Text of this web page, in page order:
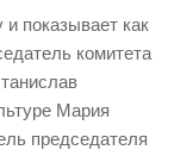
и показывает как
комитета
Мария
председателя